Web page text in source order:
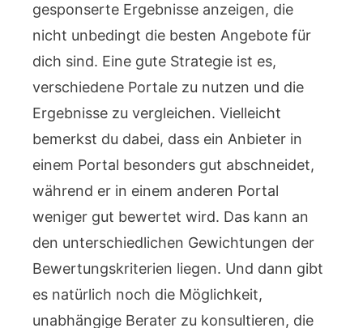
gesponserte Ergebnisse anzeigen, die
nicht unbedingt die besten Angebote für
dich sind. Eine gute Strategie ist es,
verschiedene Portale zu nutzen und die
Ergebnisse zu vergleichen. Vielleicht
bemerkst du dabei, dass ein Anbieter in
einem Portal besonders gut abschneidet,
während er in einem anderen Portal
weniger gut bewertet wird. Das kann an
den unterschiedlichen Gewichtungen der
Bewertungskriterien liegen. Und dann gibt
es natürlich noch die Möglichkeit,
unabhängige Berater zu konsultieren, die